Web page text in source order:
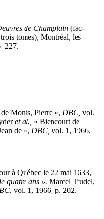
de Champlain (fac-
tomes), Montréal, les
Monts, Pierre », DBC, vol.
et al., « Biencourt de
de », DBC, vol. 1, 1966,
à Québec le 22 mai 1633,
quatre ans ». Marcel Trudel,
vol. 1, 1966, p. 202.